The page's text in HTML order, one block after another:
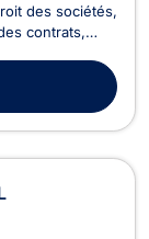
des sociétés,
contrats,
(choix